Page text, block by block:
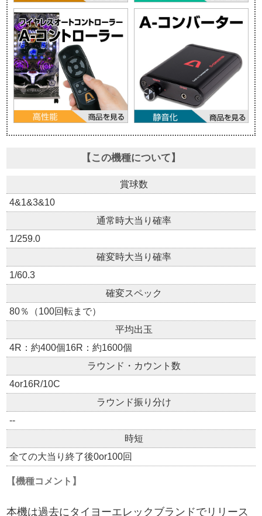
【この機種について】
賞球数
4&1&3&10
通常時大当り確率
1/259.0
確変時大当り確率
1/60.3
確変スペック
80％（100回転まで）
平均出玉
4R：約400個16R：約1600個
ラウンド・カウント数
4or16R/10C
ラウンド振り分け
--
時短
全ての大当り終了後0or100回
【機種コメント】
本機は過去にタイヨーエレックブランドでリリース